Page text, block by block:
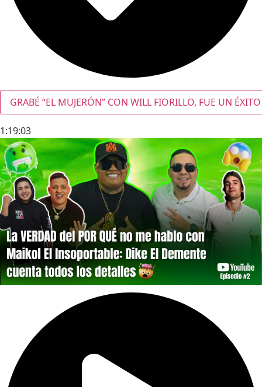
GRABÉ “EL MUJERÓN” CON WILL FIORILLO, FUE UN
1:19:03